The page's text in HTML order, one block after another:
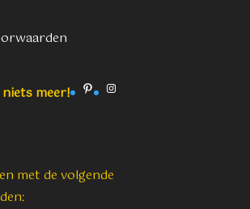
meer! PinterestInstagram
met de volgende